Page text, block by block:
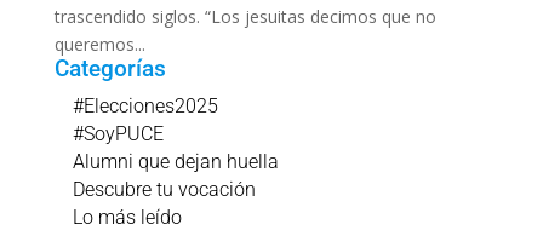
trascendido siglos. “Los jesuitas decimos que no
queremos...
Categorías
#Elecciones2025
#SoyPUCE
Alumni que dejan huella
Descubre tu vocación
Lo más leído